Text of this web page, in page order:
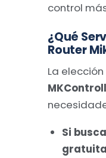
control
¿Qué
Router
La
Si